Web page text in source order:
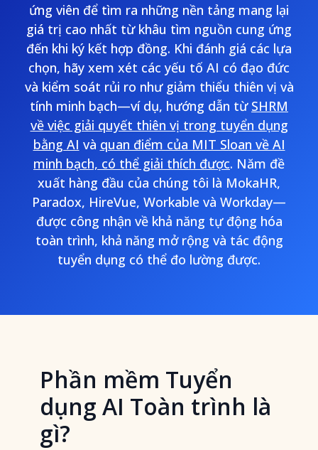
ứng viên để tìm ra những nền tảng mang lại
giá trị cao nhất từ khâu tìm nguồn cung ứng
đến khi ký kết hợp đồng. Khi đánh giá các lựa
chọn, hãy xem xét các yếu tố AI có đạo đức
và kiểm soát rủi ro như giảm thiểu thiên vị và
tính minh bạch—ví dụ, hướng dẫn từ SHRM
về việc giải quyết thiên vị trong tuyển dụng
bằng AI và quan điểm của MIT Sloan về AI
minh bạch, có thể giải thích được. Năm đề
xuất hàng đầu của chúng tôi là MokaHR,
Paradox, HireVue, Workable và Workday—
được công nhận về khả năng tự động hóa
toàn trình, khả năng mở rộng và tác động
tuyển dụng có thể đo lường được.
Phần mềm Tuyển
dụng AI Toàn trình là
gì?